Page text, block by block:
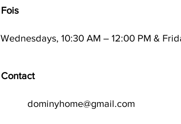
Fois
Wednesdays, 10:30 AM – 12:00 PM &
Contact
dominyhome@gmail.com